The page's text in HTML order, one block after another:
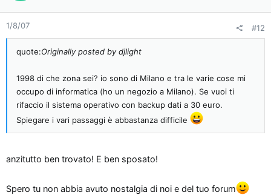
1/8/07 #12
quote:Originally posted by djlight
1998 di che zona sei? io sono di Milano e tra le varie cose mi
occupo di informatica (ho un negozio a Milano). Se vuoi ti
rifaccio il sistema operativo con backup dati a 30 euro.
Spiegare i vari passaggi è abbastanza difficile
anzitutto ben trovato! E ben sposato!
Spero tu non abbia avuto nostalgia di noi e del tuo forum